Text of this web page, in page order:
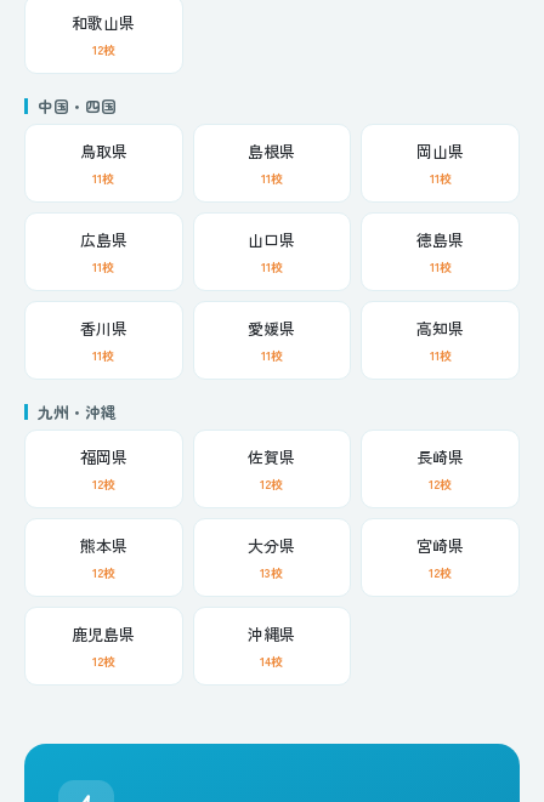
和歌山県
12校
中国・四国
鳥取県
11校
島根県
11校
岡山県
11校
広島県
11校
山口県
11校
徳島県
11校
香川県
11校
愛媛県
11校
高知県
11校
九州・沖縄
福岡県
12校
佐賀県
12校
長崎県
12校
熊本県
12校
大分県
13校
宮崎県
12校
鹿児島県
12校
沖縄県
14校